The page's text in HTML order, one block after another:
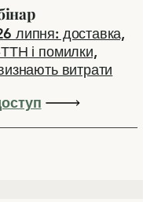
липня: доставка,
і помилки,
витрати